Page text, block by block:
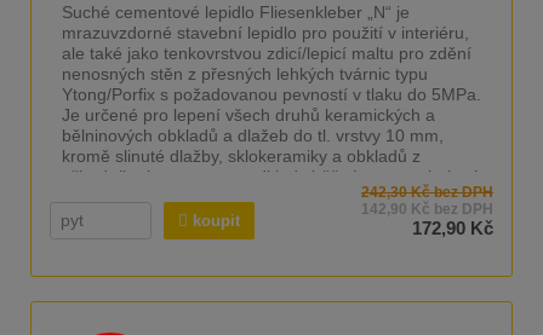
Suché cementové lepidlo Fliesenkleber „N“ je
mrazuvzdorné stavební lepidlo pro použití v interiéru,
ale také jako tenkovrstvou zdicí/lepicí maltu pro zdění
nenosných stěn z přesných lehkých tvárnic typu
Ytong/Porfix s požadovanou pevností v tlaku do 5MPa.
Je určené pro lepení všech druhů keramických a
bělninových obkladů a dlažeb do tl. vrstvy 10 mm,
kromě slinuté dlažby, sklokeramiky a obkladů z
přírodního kamene na podklady běžné ve stavebnictví
(beton, omítka, plynosilikát, neomítnuté zdivo). -
stavební cementové lepidlo - pro tloušťku aplikace 3 -
20 mm - pro lepení keramických obkladů - pro lepení
koupit
242,30 Kč bez DPH
142,90 Kč bez DPH
172,90 Kč